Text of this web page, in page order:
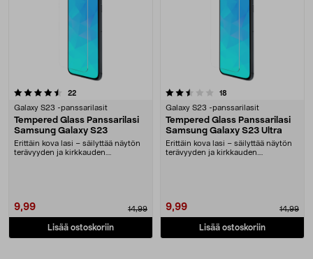
22arvostelut
Galaxy S23 -panssarilasit
Tempered Glass Panssarilasi
Samsung Galaxy S23
Erittäin kova lasi – säilyttää näytön
terävyyden ja kirkkauden.
9,99 14,99
Lisää ostoskoriin
2.5 viidestä tähdestä 18
Galaxy S23 -panssarilasit
Tempered Glass Panssarilasi
Samsung Galaxy S23 Ultra
Erittäin kova lasi – säilyttää näytön
terävyyden ja kirkkauden.
9,99 14,99
Lisää ostoskoriin